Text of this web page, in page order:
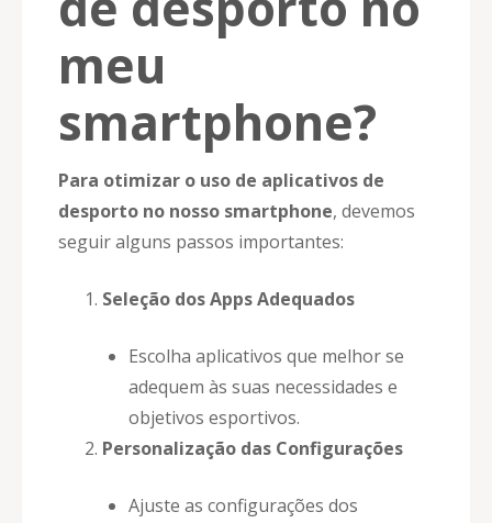
meu
smartphone?
Para otimizar o uso de aplicativos de
desporto no nosso smartphone, devemos
seguir alguns passos importantes:
Seleção dos Apps Adequados
Escolha aplicativos que melhor se
adequem às suas necessidades e
objetivos esportivos.
Personalização das Configurações
Ajuste as configurações dos